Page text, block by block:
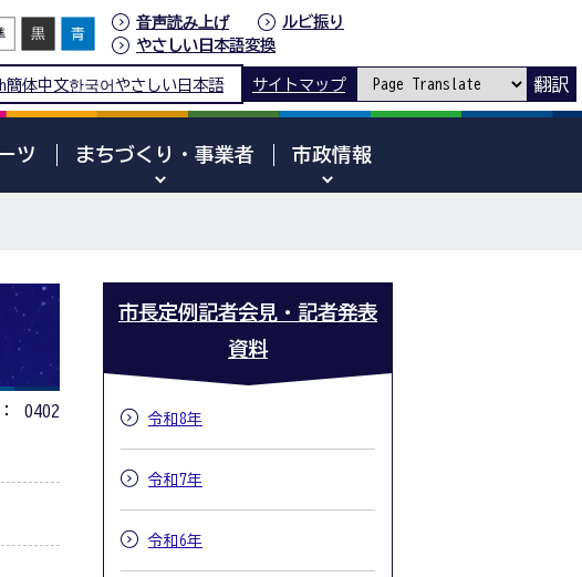
音声読み上げ
ルビ振り
やさしい日本語変換
簡体中文한국어 やさしい日本語 サイトマップ 翻訳
ツ まちづくり・事業者 市政情報
0402
市長定例記者会見・記者発表
資料
令和8年
令和7年
令和6年